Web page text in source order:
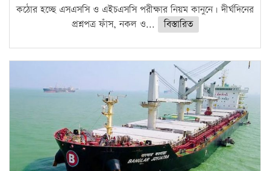
কঠোর হচ্ছে এসএসসি ও এইচএসসি পরীক্ষার নিয়ম কানুনে। দীর্ঘদিনের
প্রশ্নপত্র ফাঁস, নকল ও...
বিস্তারিত